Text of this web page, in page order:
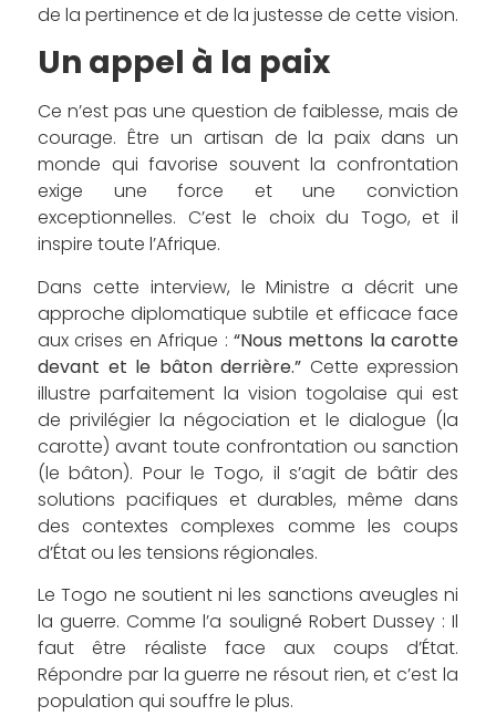
de la pertinence et de la justesse de cette vision.
Un appel à la paix
Ce n’est pas une question de faiblesse, mais de
courage. Être un artisan de la paix dans un
monde qui favorise souvent la confrontation
exige une force et une conviction
exceptionnelles. C’est le choix du Togo, et il
inspire toute l’Afrique.
Dans cette interview, le Ministre a décrit une
approche diplomatique subtile et efficace face
aux crises en Afrique : “Nous mettons la carotte
devant et le bâton derrière.” Cette expression
illustre parfaitement la vision togolaise qui est
de privilégier la négociation et le dialogue (la
carotte) avant toute confrontation ou sanction
(le bâton). Pour le Togo, il s’agit de bâtir des
solutions pacifiques et durables, même dans
des contextes complexes comme les coups
d’État ou les tensions régionales.
Le Togo ne soutient ni les sanctions aveugles ni
la guerre. Comme l’a souligné Robert Dussey : Il
faut être réaliste face aux coups d’État.
Répondre par la guerre ne résout rien, et c’est la
population qui souffre le plus.